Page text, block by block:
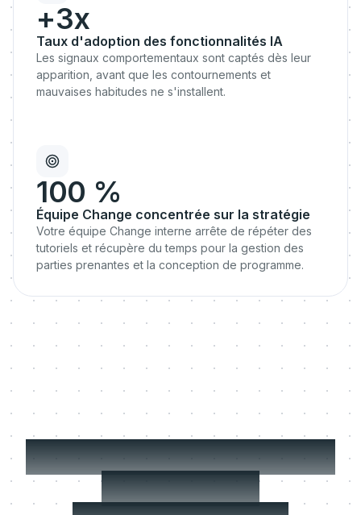
+3x
Taux d'adoption des fonctionnalités IA
Les signaux comportementaux sont captés dès leur
apparition, avant que les contournements et
mauvaises habitudes ne s'installent.
100 %
Équipe Change concentrée sur la stratégie
Votre équipe Change interne arrête de répéter des
tutoriels et récupère du temps pour la gestion des
parties prenantes et la conception de programme.
C'est au go-live que la
plupart des